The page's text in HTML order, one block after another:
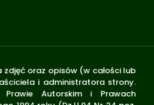
zdjęć oraz opisów (w całości lub
i administratora strony.
Autorskim i Prawach